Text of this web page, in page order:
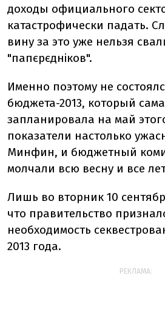
доходы официального
катастрофически падать.
вину за это уже нельзя
"папєрєдніков".
Именно поэтому не
бюджета-2013, который
запланировала на май
показатели настолько
Минфин, и бюджетный
молчали всю весну и все
Лишь во вторник 10
что правительство
необходимость
2013 года.
РЕКЛАМА: